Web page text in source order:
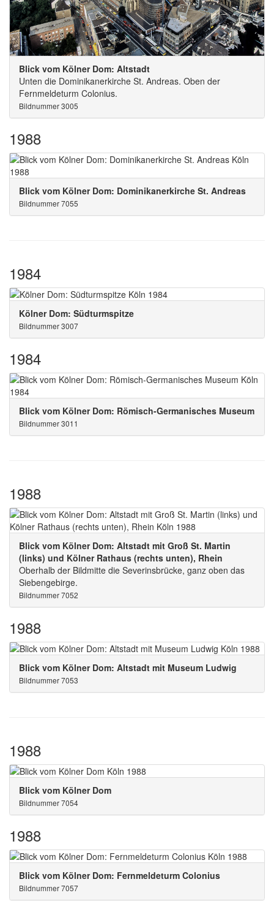
Blick vom Kölner Dom: Altstadt
Unten die Dominikanerkirche St. Andreas. Oben der
Fernmeldeturm Colonius.
Bildnummer 3005
1988
Blick vom Kölner Dom: Dominikanerkirche St. Andreas
Bildnummer 7055
1984
Kölner Dom: Südturmspitze
Bildnummer 3007
1984
Blick vom Kölner Dom: Römisch-Germanisches Museum
Bildnummer 3011
1988
Blick vom Kölner Dom: Altstadt mit Groß St. Martin
(links) und Kölner Rathaus (rechts unten), Rhein
Oberhalb der Bildmitte die Severinsbrücke, ganz oben das
Siebengebirge.
Bildnummer 7052
1988
Blick vom Kölner Dom: Altstadt mit Museum Ludwig
Bildnummer 7053
1988
Blick vom Kölner Dom
Bildnummer 7054
1988
Blick vom Kölner Dom: Fernmeldeturm Colonius
Bildnummer 7057